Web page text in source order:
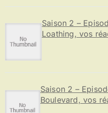
Saison 2 –
Loathing, vos
Saison 2 –
Boulevard, vos